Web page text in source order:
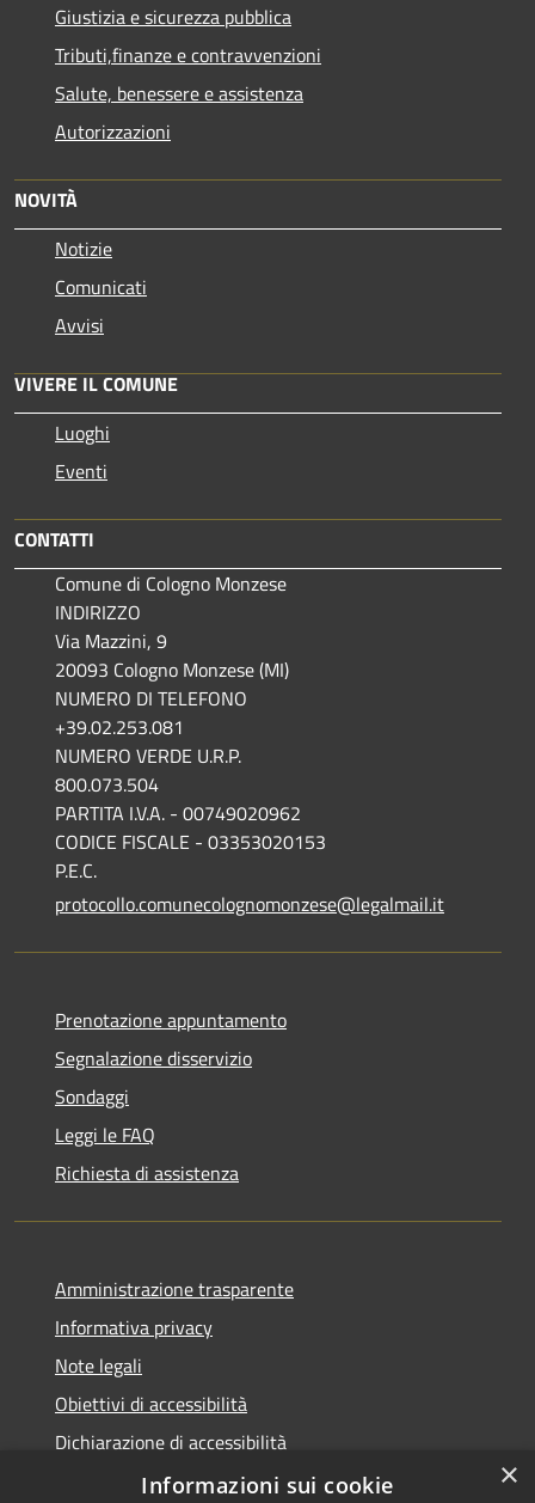
Giustizia e sicurezza pubblica
Tributi,finanze e contravvenzioni
Salute, benessere e assistenza
Autorizzazioni
NOVITÀ
Notizie
Comunicati
Avvisi
VIVERE IL COMUNE
Luoghi
Eventi
CONTATTI
Comune di Cologno Monzese
INDIRIZZO
Via Mazzini, 9
20093 Cologno Monzese (MI)
NUMERO DI TELEFONO
+39.02.253.081
NUMERO VERDE U.R.P.
800.073.504
PARTITA I.V.A. - 00749020962
CODICE FISCALE - 03353020153
P.E.C.
protocollo.comunecolognomonzese@legalmail.it
Prenotazione appuntamento
Segnalazione disservizio
Sondaggi
Leggi le FAQ
Richiesta di assistenza
Amministrazione trasparente
Informativa privacy
Note legali
Obiettivi di accessibilità
Dichiarazione di accessibilità
Open Data
×
Informazioni sui cookie